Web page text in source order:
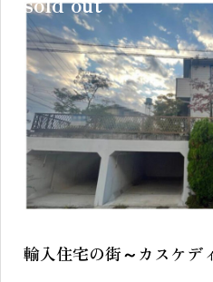
輸入住宅の街～カスケデ
市大久保町西脇 中古戸建